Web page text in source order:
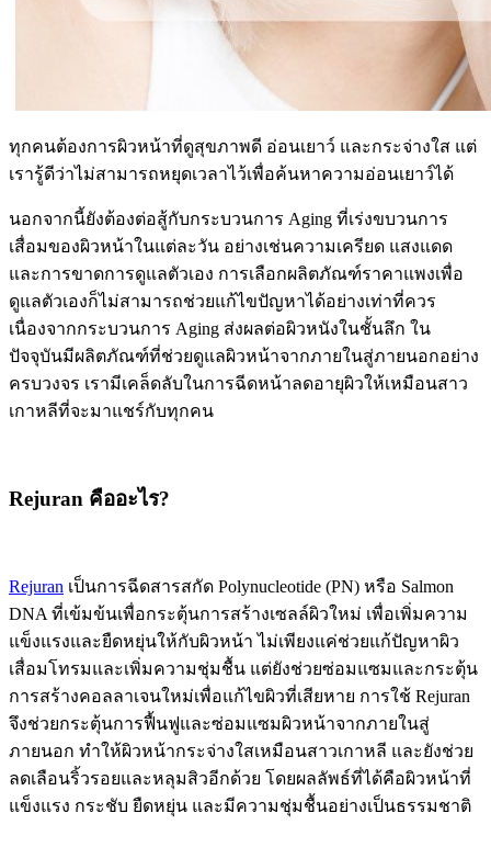
ทุกคนต้องการผิวหน้าที่ดูสุขภาพดี อ่อนเยาว์ และกระจ่างใส แต่
เรารู้ดีว่าไม่สามารถหยุดเวลาไว้เพื่อค้นหาความอ่อนเยาว์ได้
นอกจากนี้ยังต้องต่อสู้กับกระบวนการ Aging ที่เร่งขบวนการ
เสื่อมของผิวหน้าในแต่ละวัน อย่างเช่นความเครียด แสงแดด
และการขาดการดูแลตัวเอง การเลือกผลิตภัณฑ์ราคาแพงเพื่อ
ดูแลตัวเองก็ไม่สามารถช่วยแก้ไขปัญหาได้อย่างเท่าที่ควร
เนื่องจากกระบวนการ Aging ส่งผลต่อผิวหนังในชั้นลึก ใน
ปัจจุบันมีผลิตภัณฑ์ที่ช่วยดูแลผิวหน้าจากภายในสู่ภายนอกอย่าง
ครบวงจร เรามีเคล็ดลับในการฉีดหน้าลดอายุผิวให้เหมือนสาว
เกาหลีที่จะมาแชร์กับทุกคน
Rejuran คืออะไร?
Rejuran เป็นการฉีดสารสกัด Polynucleotide (PN) หรือ Salmon
DNA ที่เข้มข้นเพื่อกระตุ้นการสร้างเซลล์ผิวใหม่ เพื่อเพิ่มความ
แข็งแรงและยืดหยุ่นให้กับผิวหน้า ไม่เพียงแค่ช่วยแก้ปัญหาผิว
เสื่อมโทรมและเพิ่มความชุ่มชื้น แต่ยังช่วยซ่อมแซมและกระตุ้น
การสร้างคอลลาเจนใหม่เพื่อแก้ไขผิวที่เสียหาย การใช้ Rejuran
จึงช่วยกระตุ้นการฟื้นฟูและซ่อมแซมผิวหน้าจากภายในสู่
ภายนอก ทำให้ผิวหน้ากระจ่างใสเหมือนสาวเกาหลี และยังช่วย
ลดเลือนริ้วรอยและหลุมสิวอีกด้วย โดยผลลัพธ์ที่ได้คือผิวหน้าที่
แข็งแรง กระชับ ยืดหยุ่น และมีความชุ่มชื้นอย่างเป็นธรรมชาติ